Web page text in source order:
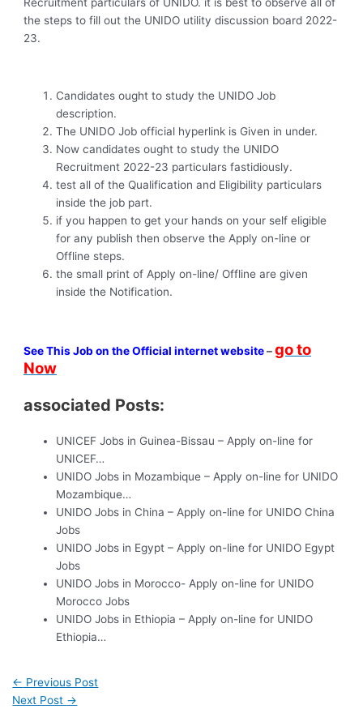
the steps to fill out the UNIDO utility discussion board 2022-
23.
Candidates ought to study the UNIDO Job
description.
The UNIDO Job official hyperlink is Given in under.
Now candidates ought to study the UNIDO
Recruitment 2022-23 particulars fastidiously.
test all of the Qualification and Eligibility particulars
inside the job part.
if you happen to get your hands on your self eligible
for any publish then observe the Apply on-line or
Offline steps.
the small print of Apply on-line/ Offline are given
inside the Notification.
See This Job on the Official internet website–go to
Now
associated Posts:
UNICEF Jobs in Guinea-Bissau – Apply on-line for
UNICEF…
UNIDO Jobs in Mozambique – Apply on-line for UNIDO
Mozambique…
UNIDO Jobs in China – Apply on-line for UNIDO China
Jobs
UNIDO Jobs in Egypt – Apply on-line for UNIDO Egypt
Jobs
UNIDO Jobs in Morocco- Apply on-line for UNIDO
Morocco Jobs
UNIDO Jobs in Ethiopia – Apply on-line for UNIDO
Ethiopia…
← Previous Post
Next Post →